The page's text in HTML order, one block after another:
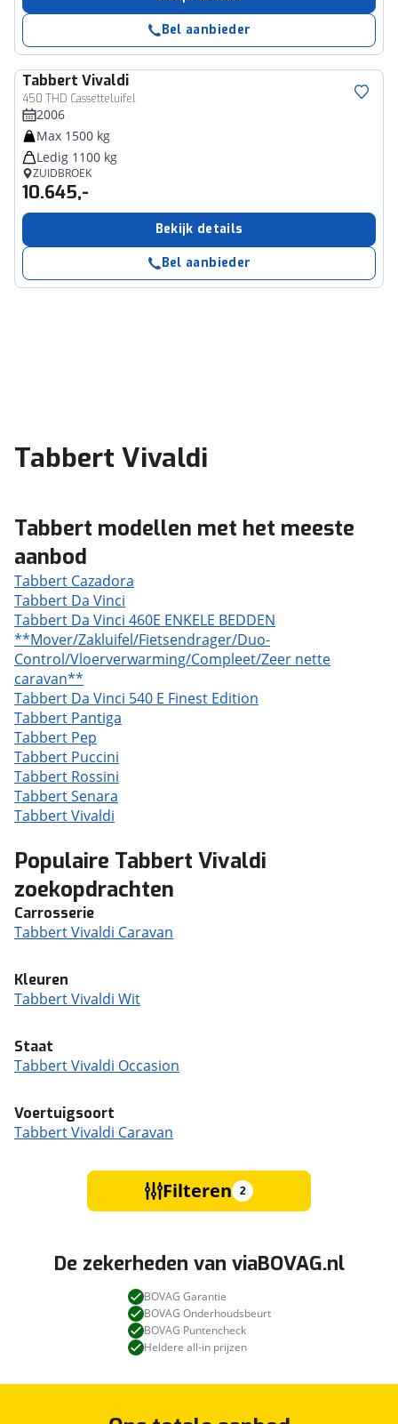
Bel aanbieder
Tabbert Vivaldi
450 THD Cassetteluifel
2006
Max 1500 kg
Ledig 1100 kg
ZUIDBROEK
10.645,-
Bekijk details
Bel aanbieder
Tabbert Vivaldi
Tabbert modellen met het meeste
aanbod
Tabbert Cazadora
Tabbert Da Vinci
Tabbert Da Vinci 460E ENKELE BEDDEN
**Mover/Zakluifel/Fietsendrager/Duo-
Control/Vloerverwarming/Compleet/Zeer nette
caravan**
Tabbert Da Vinci 540 E Finest Edition
Tabbert Pantiga
Tabbert Pep
Tabbert Puccini
Tabbert Rossini
Tabbert Senara
Tabbert Vivaldi
Populaire Tabbert Vivaldi
zoekopdrachten
Carrosserie
Tabbert Vivaldi Caravan
Kleuren
Tabbert Vivaldi Wit
Staat
Tabbert Vivaldi Occasion
Voertuigsoort
Tabbert Vivaldi Caravan
Filteren 2
De zekerheden van viaBOVAG.nl
BOVAG Garantie
BOVAG Onderhoudsbeurt
BOVAG Puntencheck
Heldere all-in prijzen